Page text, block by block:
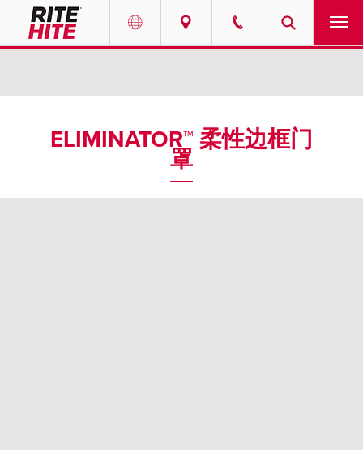
解决方案
走进瑞泰
ELIMINATOR™ 柔性边框门
罩